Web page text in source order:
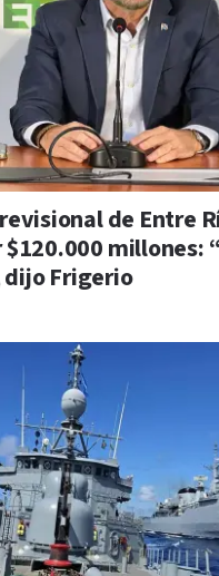
de Entre
$120.000 millones:
dijo Frigerio